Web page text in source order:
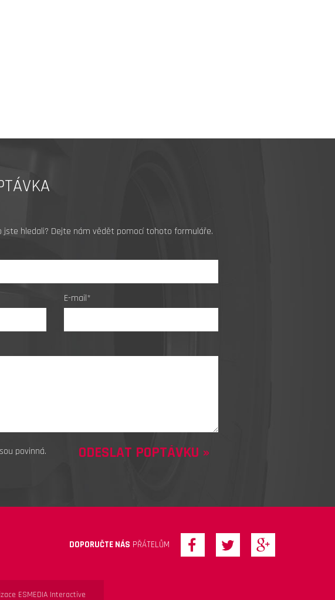
jste hledali? Dejte nám vědět pomocí tohoto formuláře.
E-mail*
povinná.
DOPORUČTE NÁS PŘÁTELŮM
ESMEDIA Interactive